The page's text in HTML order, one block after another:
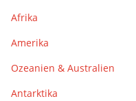
Afrika
Amerika
Ozeanien & Australien
Antarktika